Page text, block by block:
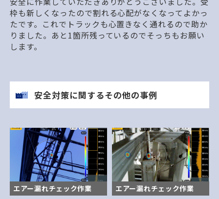
枠も新しくなったので割れる心配がなくなってよかっ
たです。これでトラックも心置きなく通れるので助か
りました。あと1箇所残っているのでそっちもお願い
します。
安全対策に関するその他の事例
エアー漏れチェック作業 エアー漏れチェック作業